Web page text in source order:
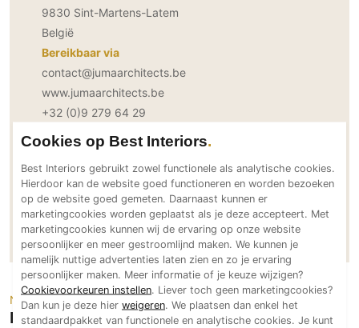
Behang / Wandtextiel
Natuursteen en keramiek
Leer
Schilderwerk
Stucwerk
Spuitwerk
Technologie
Audio/Video
Thuisbioscoop
Domotica
Mirror TV
Fitnessapparatuur
Wifi
9830 Sint-Martens-Latem
België
Bereikbaar via
contact@jumaarchitects.be
www.jumaarchitects.be
+32 (0)9 279 64 29
Social Media
Neem direct contact op
Neem een kijkje
Projecten van JUMA Architects
Cookies op Best Interiors
Best Interiors gebruikt zowel functionele als analytische cookies.
Hierdoor kan de website goed functioneren en worden bezoeken
op de website goed gemeten. Daarnaast kunnen er
marketingcookies worden geplaatst als je deze accepteert. Met
marketingcookies kunnen wij de ervaring op onze website
persoonlijker en meer gestroomlijnd maken. We kunnen je
namelijk nuttige advertenties laten zien en zo je ervaring
persoonlijker maken. Meer informatie of je keuze wijzigen?
Cookievoorkeuren instellen. Liever toch geen marketingcookies?
Dan kun je deze hier weigeren. We plaatsen dan enkel het
standaardpakket van functionele en analytische cookies. Je kunt